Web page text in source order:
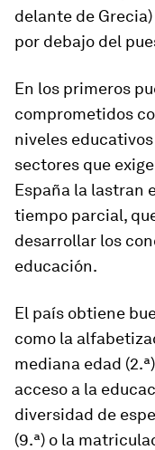
delante de
por debajo del
En los primeros
comprometidos
niveles
sectores que
España la lastran
tiempo parcial,
desarrollar los
educación.
El país obtiene
como la
mediana edad
acceso a la
diversidad de
(9.ª) o la